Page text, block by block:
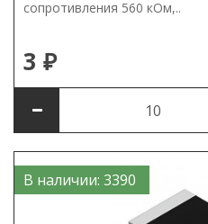
сопротивления 560 кОм,..
3 ₽
В наличии: 3390